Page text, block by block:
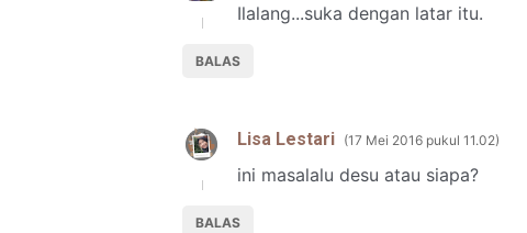
Ilalang...suka dengan latar itu.
BALAS
Lisa Lestari 17 Mei 2016 pukul 11.02
ini masalalu desu atau siapa?
BALAS